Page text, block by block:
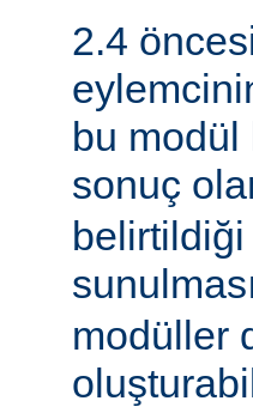
2.4
bu
sonuç
belirtildiği
modüller